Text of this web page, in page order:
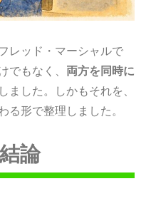
レッド・マーシャルで
でもなく、 両方を同時に
ました。しかもそれを、
る形で整理しました。
論